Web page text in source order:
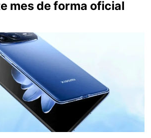
mes de forma oficial